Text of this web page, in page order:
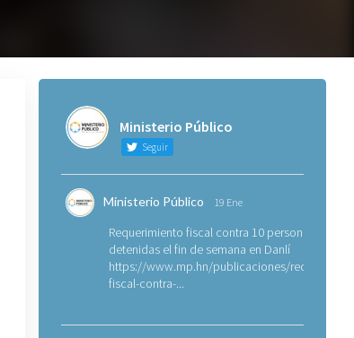
Ministerio Público
Seguir
Ministerio Público 19 Ene
Requerimiento fiscal contra 10 personas
detenidas el fin de semana en Danlí
https://www.mp.hn/publicaciones/
fiscal-contra-...